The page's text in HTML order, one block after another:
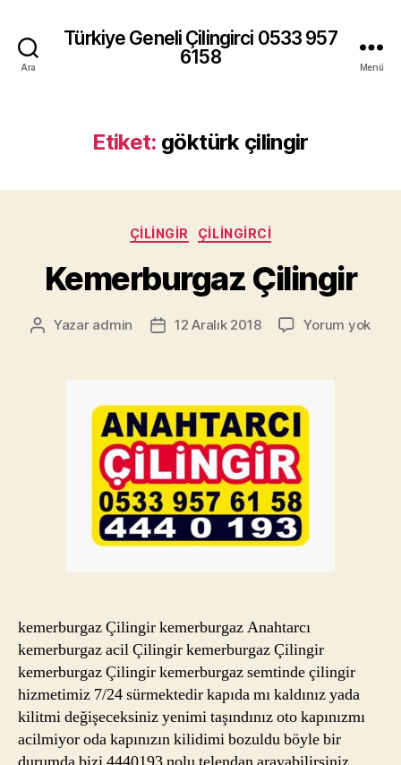
Ara
Türkiye Geneli Çilingirci 0533 957
6158
Menü
Etiket: göktürk çilingir
Kategoriler
ÇILINGIR ÇILINGIRCI
Kemerburgaz Çilingir
Yazının
Yazar admin
Yazı12 Aralık 2018 Yorum yok
kemerburgaz Çilingir kemerburgaz Anahtarcı
kemerburgaz acil Çilingir kemerburgaz Çilingir
kemerburgaz Çilingir kemerburgaz semtinde çilingir
hizmetimiz 7/24 sürmektedir kapıda mı kaldınız yada
kilitmi değişeceksiniz yenimi taşındınız oto kapınızmı
acilmiyor oda kapınızın kilidimi bozuldu böyle bir